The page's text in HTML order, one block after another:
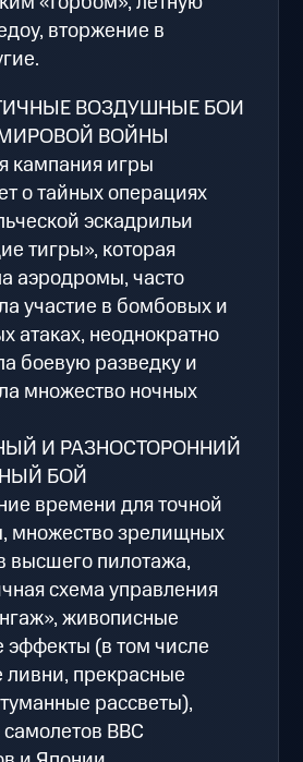
вторжение в
ВОЗДУШНЫЕ БОИ
ВОЙНЫ
кампания игры
о тайных операциях
эскадрильи
тигры», которая
аэродромы, часто
участие в бомбовых и
атаках, неоднократно
боевую разведку и
множество ночных
И РАЗНОСТОРОННИЙ
БОЙ
времени для точной
множество зрелищных
высшего пилотажа,
схема управления
живописные
эффекты (в том числе
ливни, прекрасные
рассветы),
ВВС